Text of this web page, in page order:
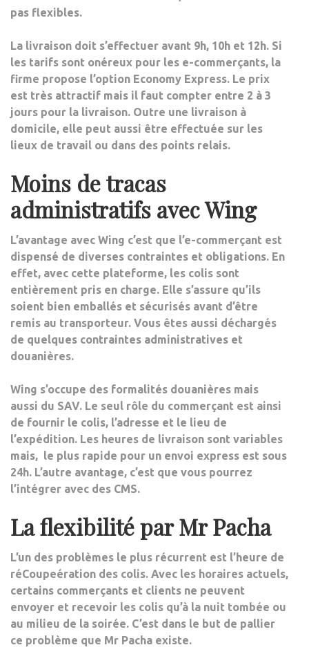
pas flexibles.
La livraison doit s’effectuer avant 9h, 10h et 12h. Si
les tarifs sont onéreux pour les e-commerçants, la
firme propose l’option Economy Express. Le prix
est très attractif mais il faut compter entre 2 à 3
jours pour la livraison. Outre une livraison à
domicile, elle peut aussi être effectuée sur les
lieux de travail ou dans des points relais.
Moins de tracas
administratifs avec Wing
L’avantage avec Wing c’est que l’e-commerçant est
dispensé de diverses contraintes et obligations. En
effet, avec cette plateforme, les colis sont
entièrement pris en charge. Elle s’assure qu’ils
soient bien emballés et sécurisés avant d’être
remis au transporteur. Vous êtes aussi déchargés
de quelques contraintes administratives et
douanières.
Wing s’occupe des formalités douanières mais
aussi du SAV. Le seul rôle du commerçant est ainsi
de fournir le colis, l’adresse et le lieu de
l’expédition. Les heures de livraison sont variables
mais, le plus rapide pour un envoi express est sous
24h. L’autre avantage, c’est que vous pourrez
l’intégrer avec des CMS.
La flexibilitépar Mr Pacha
L’un des problèmes le plus récurrent est l’heure de
réCoupeération des colis. Avec les horaires actuels,
certains commerçants et clients ne peuvent
envoyer et recevoir les colis qu’à la nuit tombée ou
au milieu de la soirée. C’est dans le but de pallier
ce problème que Mr Pacha existe.